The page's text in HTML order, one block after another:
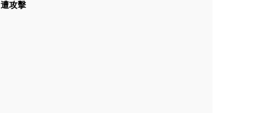
遭攻擊